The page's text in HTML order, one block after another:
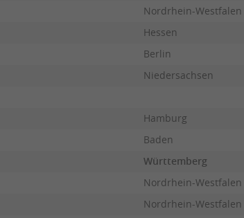
Nordrhein-Westfalen
Hessen
Berlin
Niedersachsen
Hamburg
Baden
Württemberg
Nordrhein-Westfalen
Nordrhein-Westfalen